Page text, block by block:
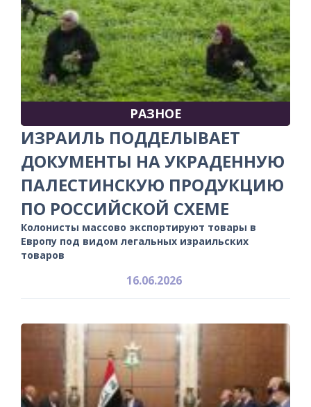
РАЗНОЕ
ИЗРАИЛЬ ПОДДЕЛЫВАЕТ
ДОКУМЕНТЫ НА УКРАДЕННУЮ
ПАЛЕСТИНСКУЮ ПРОДУКЦИЮ
ПО РОССИЙСКОЙ СХЕМЕ
Колонисты массово экспортируют товары в
Европу под видом легальных израильских
товаров
16.06.2026